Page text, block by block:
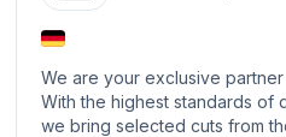
We are your exclusive
With the highest standards of
we bring selected cuts from